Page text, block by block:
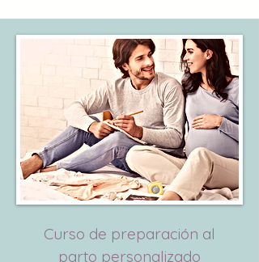
Curso de preparación al
parto personalizado